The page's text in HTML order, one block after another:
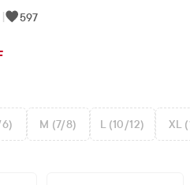
| 597
original: $10.95
M (7/8) L (10/12) XL